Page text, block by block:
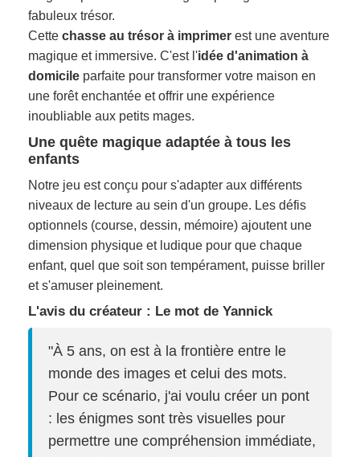
fabuleux trésor.
Cette chasse au trésor à imprimer est une aventure
magique et immersive. C'est l'idée d'animation à
domicile parfaite pour transformer votre maison en
une forêt enchantée et offrir une expérience
inoubliable aux petits mages.
Une quête magique adaptée à tous les
enfants
Notre jeu est conçu pour s'adapter aux différents
niveaux de lecture au sein d'un groupe. Les défis
optionnels (course, dessin, mémoire) ajoutent une
dimension physique et ludique pour que chaque
enfant, quel que soit son tempérament, puisse briller
et s'amuser pleinement.
L'avis du créateur : Le mot de Yannick
"À 5 ans, on est à la frontière entre le
monde des images et celui des mots.
Pour ce scénario, j'ai voulu créer un pont
: les énigmes sont très visuelles pour
permettre une compréhension immédiate,